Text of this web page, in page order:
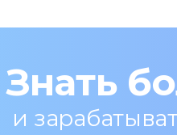
Знать
и